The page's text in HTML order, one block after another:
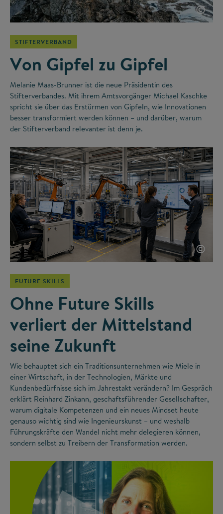
©
STIFTERVERBAND
Von Gipfel zu Gipfel
Melanie Maas-Brunner ist die neue Präsidentin des
Stifterverbandes. Mit ihrem Amtsvorgänger Michael Kaschke
spricht sie über das Erstürmen von Gipfeln, wie Innovationen
besser transformiert werden können – und darüber, warum
der Stifterverband relevanter ist denn je.
©
FUTURE SKILLS
Ohne Future Skills
verliert der Mittelstand
seine Zukunft
Wie behauptet sich ein Traditionsunternehmen wie Miele in
einer Wirtschaft, in der Technologien, Märkte und
Kundenbedürfnisse sich im Jahrestakt verändern? Im Gespräch
erklärt Reinhard Zinkann, geschaftsführender Gesellschafter,
warum digitale Kompetenzen und ein neues Mindset heute
genauso wichtig sind wie Ingenieurskunst – und weshalb
Führungskräfte den Wandel nicht mehr delegieren können,
sondern selbst zu Treibern der Transformation werden.